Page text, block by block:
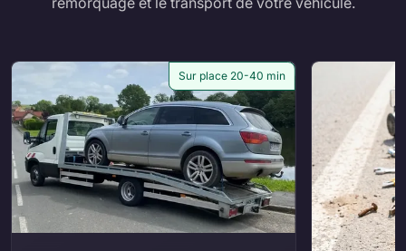
Sur place 20-40 min